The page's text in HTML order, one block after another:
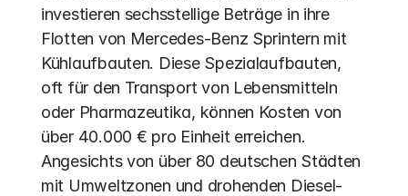
investieren sechsstellige Beträge in ihre
Flotten von Mercedes-Benz Sprintern mit
Kühlaufbauten. Diese Spezialaufbauten,
oft für den Transport von Lebensmitteln
oder Pharmazeutika, können Kosten von
über 40.000 € pro Einheit erreichen.
Angesichts von über 80 deutschen Städten
mit Umweltzonen und drohenden Diesel-